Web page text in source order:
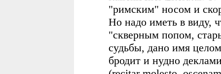
"римским" носом и
Но надо иметь в виду,
"скверным попом,
судьбы, дано имя
бродит и нудно